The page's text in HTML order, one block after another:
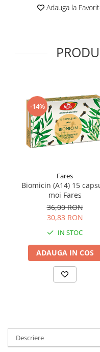
Tincturi si Gemoderivate
Adauga la
-14%
Fares
Biomicin (A14) 15
moi Fares
36,00 RON
30,83 RON
IN STOC
ADAUGA IN COS
Descriere